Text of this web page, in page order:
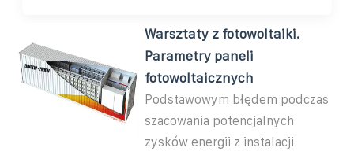
Warsztaty z fotowoltaiki.
Parametry paneli
fotowoltaicznych
Podstawowym błędem podczas
szacowania potencjalnych
zysków energii z instalacji